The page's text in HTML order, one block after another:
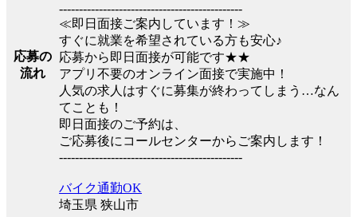
応募の
流れ
----------------------------------------------
≪即日面接ご案内しています！≫
すぐに就業を希望されている方も安心♪
応募から即日面接が可能です★★
アプリ不要のオンライン面接で実施中！
人気の求人はすぐに募集が終わってしまう…なん
てことも！
即日面接のご予約は、
ご応募後にコールセンターからご案内します！
----------------------------------------------
バイク通勤OK
埼玉県 狭山市